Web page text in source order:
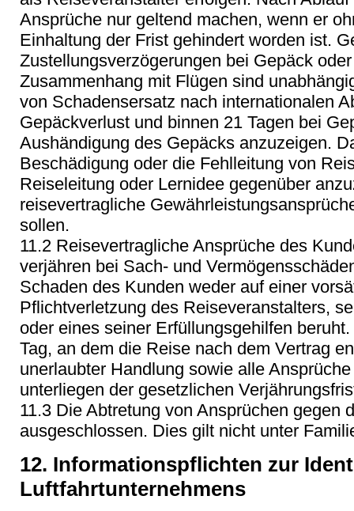
Ansprüche nur geltend machen, wenn er
Einhaltung der Frist gehindert worden ist.
Zustellungsverzögerungen bei Gepäck
Zusammenhang mit Flügen sind
von Schadensersatz nach internationalen
Gepäckverlust und binnen 21 Tagen bei
Aushändigung des Gepäcks anzuzeigen.
Beschädigung oder die Fehlleitung von
Reiseleitung oder Lernidee gegenüber
reisevertragliche
sollen.
11.2 Reisevertragliche Ansprüche des
verjähren bei Sach- und
Schaden des Kunden weder auf einer
Pflichtverletzung des Reiseveranstalters,
oder eines seiner Erfüllungsgehilfen
Tag, an dem die Reise nach dem Vertrag
unerlaubter Handlung sowie alle
unterliegen der gesetzlichen
11.3 Die Abtretung von Ansprüchen gegen
ausgeschlossen. Dies gilt nicht unter
12. Informationspflichten zur
Luftfahrtunternehmens